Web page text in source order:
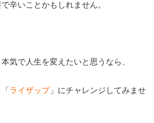
辛いことかもしれません。
気で人生を変えたいと思うなら、
ライザップ」にチャレンジしてみませ